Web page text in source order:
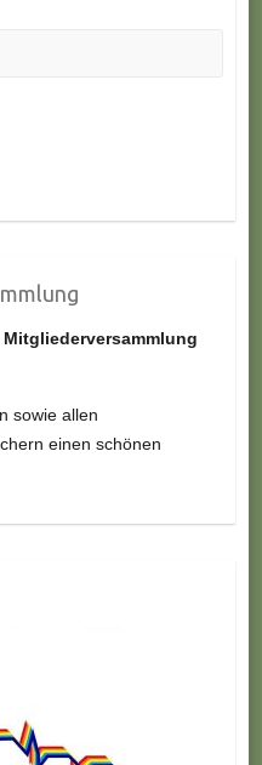
sowie allen
einen schönen